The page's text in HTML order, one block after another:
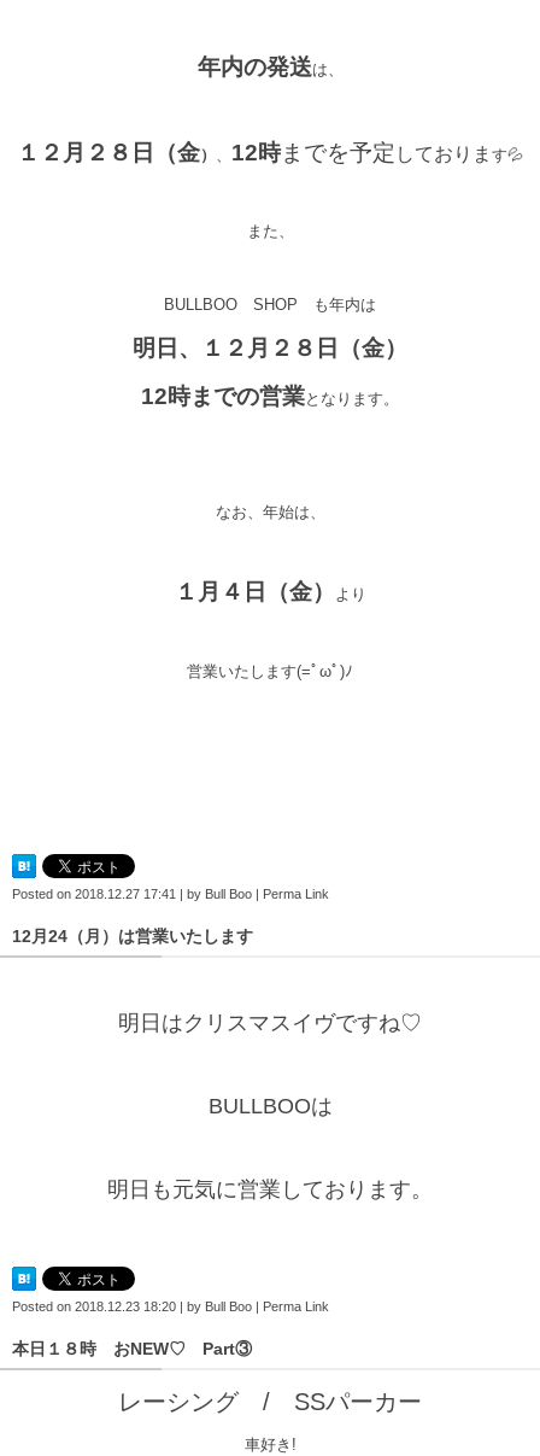
年内の発送は、
１２月２８日（金） 12時までを予定 しておりま す💦
また、
BULLBOO SHOP も年内は
明日、１２月２８日（金）
12時までの営業となります。
なお、年始は、
１月４日（金） より
営業いたします(=ﾟωﾟ)ﾉ
Posted on 2018.12.27 17:41 | by Bull Boo | Perma Link
12月24（月）は営業いたします
明日はクリスマスイヴですね♡
BULLBOOは
明日も元気に営業しております。
Posted on 2018.12.23 18:20 | by Bull Boo | Perma Link
本日１８時 おNEW♡ Part③
レーシング / SSパーカー
車好き!